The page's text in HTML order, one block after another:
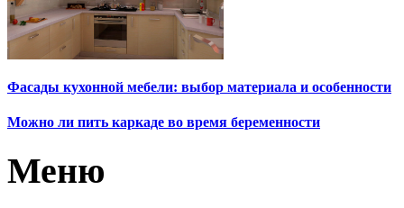
Фасады кухонной мебели: выбор материала и особенности
Можно ли пить каркаде во время беременности
Меню